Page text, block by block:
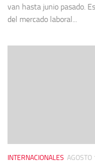
van hasta junio pasado.
del mercado laboral...
INTERNACIONALES